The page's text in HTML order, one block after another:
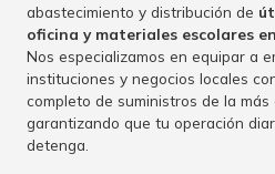
abastecimiento y distribución de
oficina y materiales escolares
Nos especializamos en equipar a
instituciones y negocios locales
completo de suministros de la más
garantizando que tu operación
detenga.